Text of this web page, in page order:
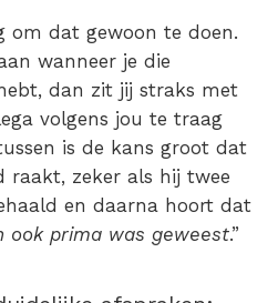
om dat gewoon te doen.
wanneer je die
dan zit jij straks met
volgens jou te traag
is de kans groot dat
raakt, zeker als hij twee
en daarna hoort dat
ook prima was geweest.”